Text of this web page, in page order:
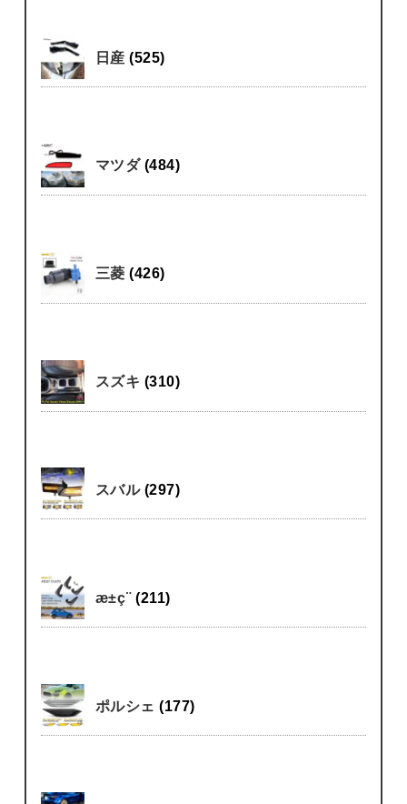
日産(525)
マツダ (484)
三菱(426)
スズキ (310)
スバル (297)
æ±ç¨(211)
ポルシェ(177)